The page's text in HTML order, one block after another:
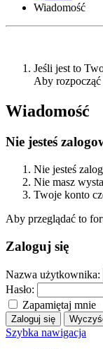
Wiadomość
Jeśli jest to
Aby
Wiadomość
Nie jesteś
Nie jesteś
Nie masz
Twoje konto
Aby przeglądać to
Zaloguj się
Nazwa użytkownika:
Hasło:
Zapamiętaj mnie
Szybka nawigacja